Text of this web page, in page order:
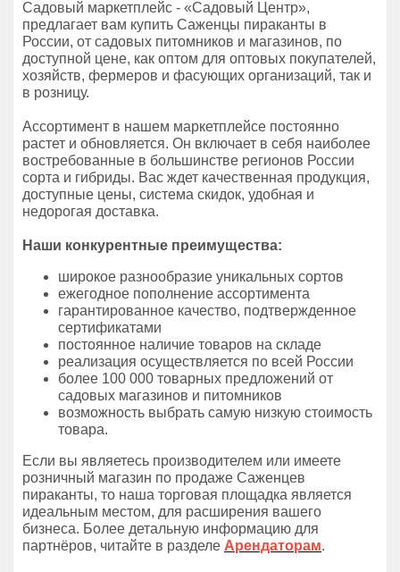
Садовый маркетплейс - «Садовый Центр»,
предлагает вам купить Саженцы пираканты в
России, от садовых питомников и магазинов, по
доступной цене, как оптом для оптовых покупателей,
хозяйств, фермеров и фасующих организаций, так и
в розницу.
Ассортимент в нашем маркетплейсе постоянно
растет и обновляется. Он включает в себя наиболее
востребованные в большинстве регионов России
сорта и гибриды. Вас ждет качественная продукция,
доступные цены, система скидок, удобная и
недорогая доставка.
Наши конкурентные преимущества:
широкое разнообразие уникальных сортов
ежегодное пополнение ассортимента
гарантированное качество, подтвержденное
сертификатами
постоянное наличие товаров на складе
реализация осуществляется по всей России
более 100 000 товарных предложений от
садовых магазинов и питомников
возможность выбрать самую низкую стоимость
товара.
Если вы являетесь производителем или имеете
розничный магазин по продаже Саженцев
пираканты, то наша торговая площадка является
идеальным местом, для расширения вашего
бизнеса. Более детальную информацию для
партнёров, читайте в разделе Арендаторам.